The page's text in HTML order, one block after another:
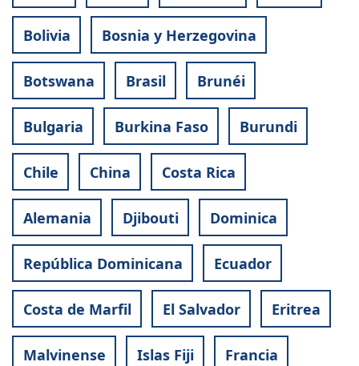
Bolivia Bosnia y Herzegovina
Botswana Brasil Brunéi
Bulgaria Burkina Faso Burundi
Chile China Costa Rica
Alemania Djibouti Dominica
República Dominicana Ecuador
Costa de Marfil El Salvador Eritrea
Malvinense Islas Fiji Francia